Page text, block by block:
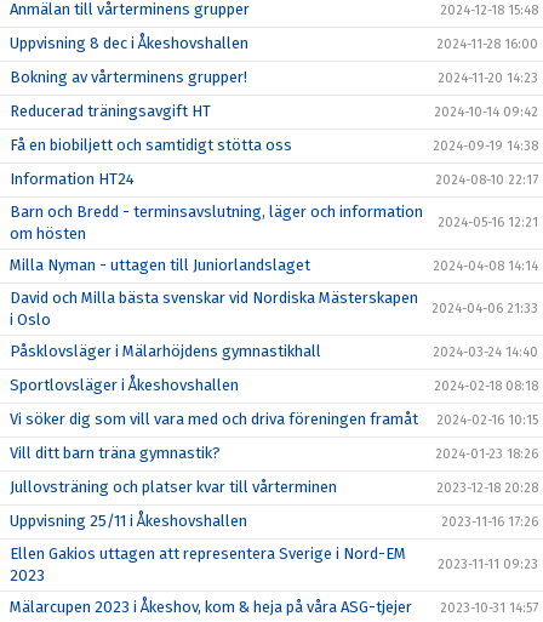
Anmälan till vårterminens grupper 2024-12-18 15:48
Uppvisning 8 dec i Åkeshovshallen 2024-11-28 16:00
Bokning av vårterminens grupper! 2024-11-20 14:23
Reducerad träningsavgift HT 2024-10-14 09:42
Få en biobiljett och samtidigt stötta oss 2024-09-19 14:38
Information HT24 2024-08-10 22:17
Barn och Bredd - terminsavslutning, läger och information
om hösten
2024-05-16 12:21
Milla Nyman - uttagen till Juniorlandslaget 2024-04-08 14:14
David och Milla bästa svenskar vid Nordiska Mästerskapen
i Oslo
2024-04-06 21:33
Påsklovsläger i Mälarhöjdens gymnastikhall 2024-03-24 14:40
Sportlovsläger i Åkeshovshallen 2024-02-18 08:18
Vi söker dig som vill vara med och driva föreningen framåt 2024-02-16 10:15
Vill ditt barn träna gymnastik? 2024-01-23 18:26
Jullovsträning och platser kvar till vårterminen 2023-12-18 20:28
Uppvisning 25/11 i Åkeshovshallen 2023-11-16 17:26
Ellen Gakios uttagen att representera Sverige i Nord-EM
2023
2023-11-11 09:23
Mälarcupen 2023 i Åkeshov, kom & heja på våra ASG-tjejer 2023-10-31 14:57